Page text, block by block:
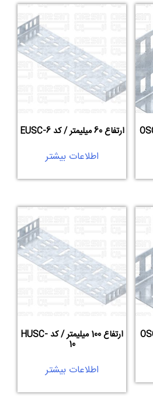
ارتفاع 60 میلیمتر / کد EUSC-6
اطلاعات بیشتر
ارتفاع 100 میلیمتر / کد HUSC-
10
اطلاعات بیشتر